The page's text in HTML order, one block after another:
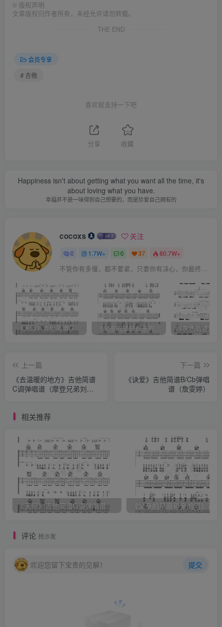
© 版权声明
文章版权归作者所有，未经允许请勿转载。
THE END
会员专享
# 吉他
喜欢就支持一下吧
分享 收藏
Happiness isn't about getting what you want all the time, it's
about loving what you have.
幸福并不是一味得到自己想要的，而是珍爱自己拥有的
cocoxs 关注
0 1.7W+ 0 37 80.7W+
上一篇
《去温暖的地方》吉他简谱
C调弹唱谱（摩登兄弟刘宇
下一篇
《诀爱》吉他简谱B/Cb弹唱
谱（詹雯婷）
相关推荐
《天际》吉他简谱G调弹唱谱（姜玉阳）
评论 抢沙发
欢迎您留下宝贵的见解！ 提交